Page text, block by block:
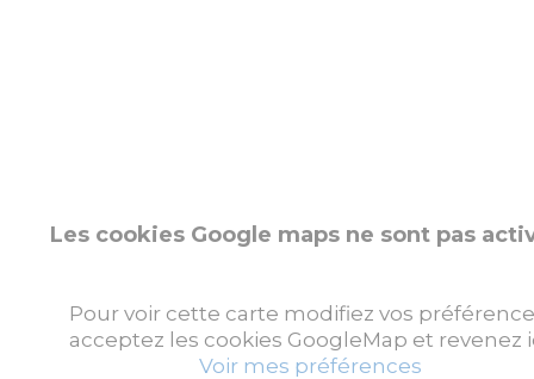
Les cookies Google maps ne sont pas
Pour voir cette carte modifiez vos
acceptez les cookies GoogleMap et revenez
Voir mes préférences